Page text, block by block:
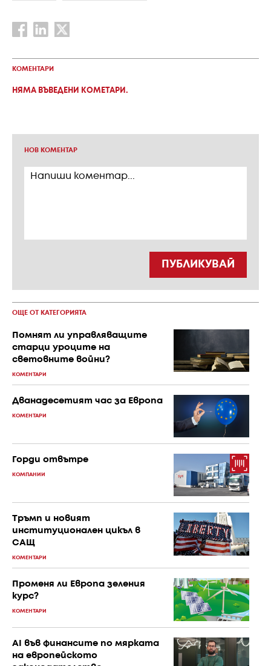
КОМЕНТАРИ
НЯМА ВЪВЕДЕНИ КОМЕТАРИ.
НОВ КОМЕНТАР
ПУБЛИКУВАЙ
ОЩЕ ОТ КАТЕГОРИЯТА
Помнят ли управляващите
старци уроците на
световните войни?
КОМЕНТАРИ
Дванадесетият час за Европа
КОМЕНТАРИ
Горди отвътре
КОМПАНИИ
Тръмп и новият
институционален цикъл в
САЩ
КОМЕНТАРИ
Променя ли Европа зеления
курс?
КОМЕНТАРИ
AI във финансите по мярката
на европейското